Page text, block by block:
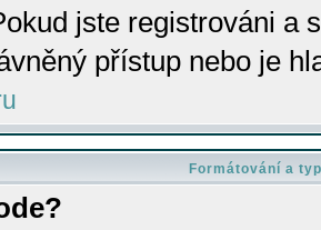
jste registrováni a
přístup nebo je
Formátování a